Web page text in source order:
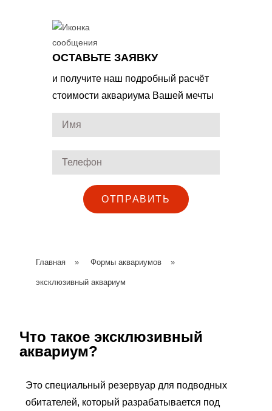
ОСТАВЬТЕ ЗАЯВКУ
и получите наш подробный расчёт
стоимости аквариума Вашей мечты
ОТПРАВИТЬ
Главная » Формы аквариумов »
эксклюзивный аквариум
Что такое эксклюзивный
аквариум?
Это специальный резервуар для подводных
обитателей, который разрабатывается под